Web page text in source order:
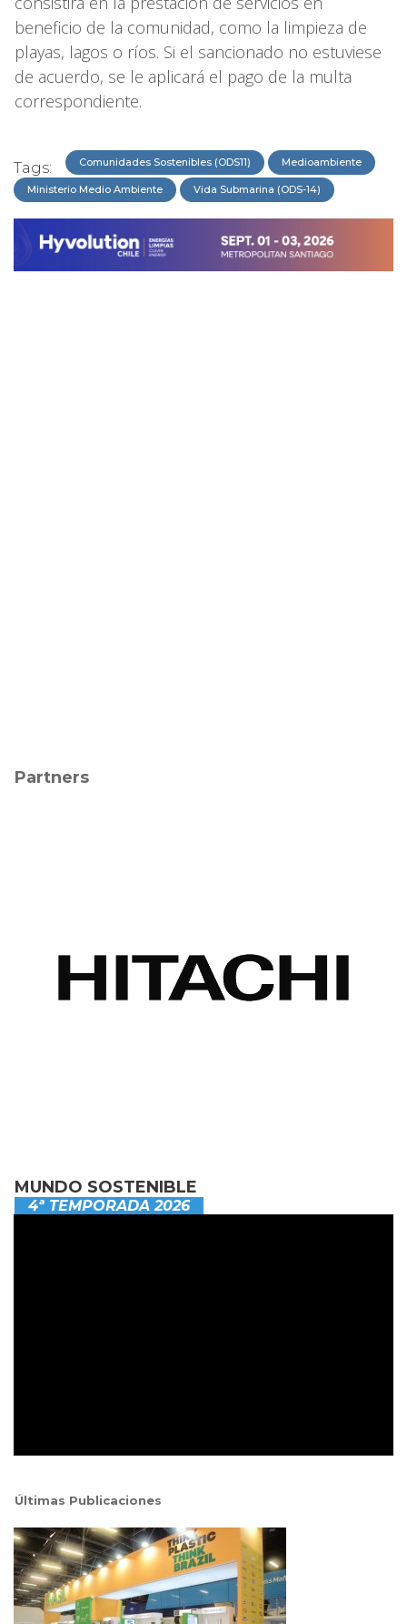
beneficio de la comunidad, como la limpieza de
playas, lagos o ríos. Si el sancionado no estuviese
de acuerdo, se le aplicará el pago de la multa
correspondiente.
Tags: Comunidades Sostenibles (ODS11) Medioambiente
Ministerio Medio Ambiente Vida Submarina (ODS-14)
Partners
MUNDO SOSTENIBLE
4ª TEMPORADA 2026
Últimas Publicaciones